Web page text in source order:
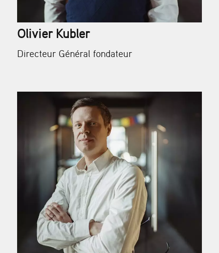
Olivier Kubler
Directeur Général fondateur